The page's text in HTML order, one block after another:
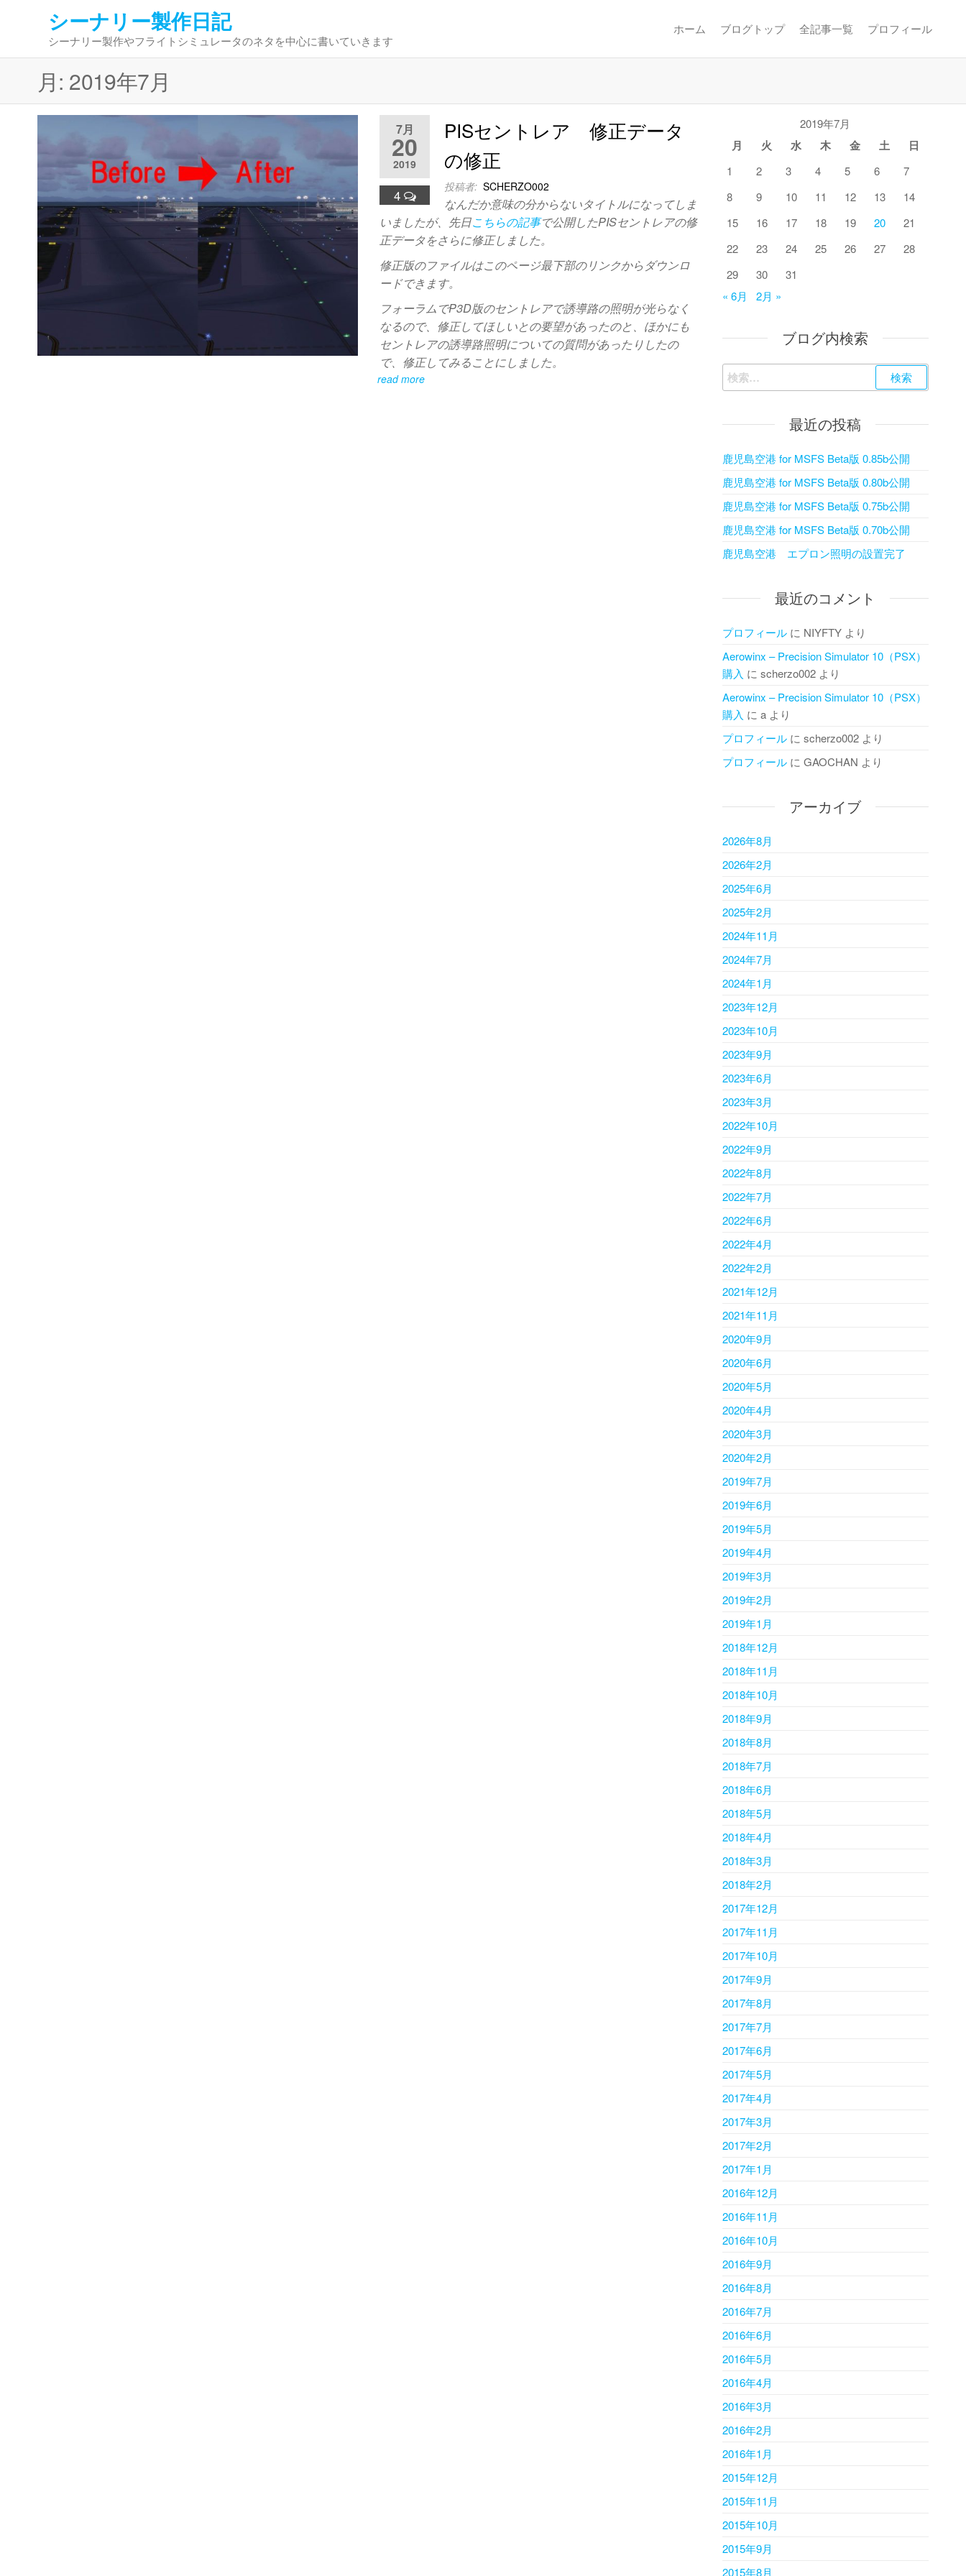
ン
シーナリー製作日記
シーナリー製作やフライトシミュレータのネタを中心に書いていきます
ホーム ブログトップ 全記事一覧 プロフィール
月: 2019年7月
7月
20
2019
4
PISセントレア 修正データ
の修正
投稿者: SCHERZO002
なんだか意味の分からないタイトルになってしま
いましたが、先日こちらの記事で公開したPISセントレアの修
正データをさらに修正しました。
修正版のファイルはこのページ最下部のリンクからダウンロ
ードできます。
フォーラムでP3D版のセントレアで誘導路の照明が光らなく
なるので、修正してほしいとの要望があったのと、ほかにも
セントレアの誘導路照明についての質問があったりしたの
で、修正してみることにしました。
read more
2019年7月
月 火 水 木 金 土 日
1 2 3 4 5 6
7
8
9 10 11 12 13
14
15
16 17 18 19 20
21
22
23 24 25 26 27
28
29
30
31
« 6月
2月 »
ブログ内検索
検
索:
最近の投稿
鹿児島空港 for MSFS Beta版 0.85b公開
鹿児島空港 for MSFS Beta版 0.80b公開
鹿児島空港 for MSFS Beta版 0.75b公開
鹿児島空港 for MSFS Beta版 0.70b公開
鹿児島空港 エプロン照明の設置完了
最近のコメント
プロフィールに NIYFTYより
Aerowinx – Precision Simulator 10（PSX）
購入 に scherzo002より
Aerowinx – Precision Simulator 10（PSX）
購入 に aより
プロフィールに scherzo002より
プロフィールに GAOCHAN より
アーカイブ
2026年8月
2026年2月
2025年6月
2025年2月
2024年11月
2024年7月
2024年1月
2023年12月
2023年10月
2023年9月
2023年6月
2023年3月
2022年10月
2022年9月
2022年8月
2022年7月
2022年6月
2022年4月
2022年2月
2021年12月
2021年11月
2020年9月
2020年6月
2020年5月
2020年4月
2020年3月
2020年2月
2019年7月
2019年6月
2019年5月
2019年4月
2019年3月
2019年2月
2019年1月
2018年12月
2018年11月
2018年10月
2018年9月
2018年8月
2018年7月
2018年6月
2018年5月
2018年4月
2018年3月
2018年2月
2017年12月
2017年11月
2017年10月
2017年9月
2017年8月
2017年7月
2017年6月
2017年5月
2017年4月
2017年3月
2017年2月
2017年1月
2016年12月
2016年11月
2016年10月
2016年9月
2016年8月
2016年7月
2016年6月
2016年5月
2016年4月
2016年3月
2016年2月
2016年1月
2015年12月
2015年11月
2015年10月
2015年9月
2015年8月